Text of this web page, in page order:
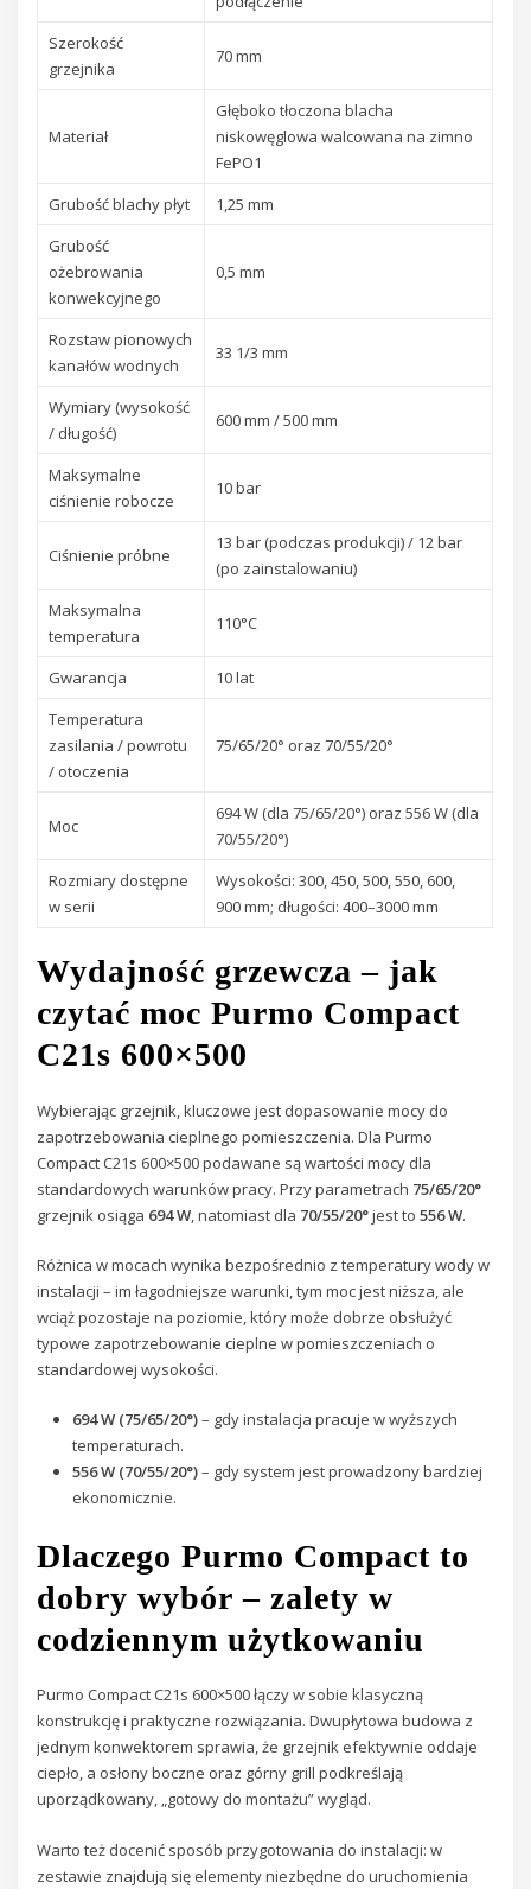
Szerokość
grzejnika
70 mm
Materiał
Głęboko tłoczona blacha
niskowęglowa walcowana na zimno
FePO1
Grubość blachy płyt
1,25 mm
Grubość
ożebrowania
konwekcyjnego
0,5 mm
Rozstaw pionowych
kanałów wodnych
33 1/3 mm
Wymiary (wysokość
/ długość)
600 mm / 500 mm
Maksymalne
ciśnienie robocze
10 bar
Ciśnienie próbne
13 bar (podczas produkcji) / 12 bar
(po zainstalowaniu)
Maksymalna
temperatura
110°C
Gwarancja
10 lat
Temperatura
zasilania / powrotu
/ otoczenia
75/65/20° oraz 70/55/20°
Moc
694 W (dla 75/65/20°) oraz 556 W (dla
70/55/20°)
Rozmiary dostępne
w serii
Wysokości: 300, 450, 500, 550, 600,
900 mm; długości: 400–3000 mm
Wydajność grzewcza – jak
czytać moc Purmo Compact
C21s 600×500
Wybierając grzejnik, kluczowe jest dopasowanie mocy do
zapotrzebowania cieplnego pomieszczenia. Dla Purmo
Compact C21s 600×500 podawane są wartości mocy dla
standardowych warunków pracy. Przy parametrach 75/65/20°
grzejnik osiąga 694 W, natomiast dla 70/55/20°jest to556 W.
Różnica w mocach wynika bezpośrednio z temperatury wody w
instalacji – im łagodniejsze warunki, tym moc jest niższa, ale
wciąż pozostaje na poziomie, który może dobrze obsłużyć
typowe zapotrzebowanie cieplne w pomieszczeniach o
standardowej wysokości.
694 W (75/65/20°)– gdy instalacja pracuje w wyższych
temperaturach.
556 W (70/55/20°)– gdy system jest prowadzony bardziej
ekonomicznie.
Dlaczego Purmo Compact to
dobry wybór – zalety w
codziennym użytkowaniu
Purmo Compact C21s 600×500 łączy w sobie klasyczną
konstrukcję i praktyczne rozwiązania. Dwupłytowa budowa z
jednym konwektorem sprawia, że grzejnik efektywnie oddaje
ciepło, a osłony boczne oraz górny grill podkreślają
uporządkowany, „gotowy do montażu” wygląd.
Warto też docenić sposób przygotowania do instalacji: w
zestawie znajdują się elementy niezbędne do uruchomienia